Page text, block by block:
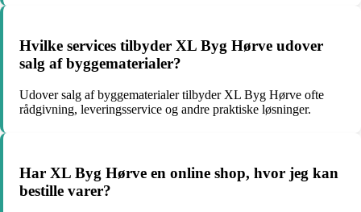
Hvilke services tilbyder XL Byg Hørve udover
salg af byggematerialer?
Udover salg af byggematerialer tilbyder XL Byg Hørve ofte
rådgivning, leveringsservice og andre praktiske løsninger.
Har XL Byg Hørve en online shop, hvor jeg kan
bestille varer?